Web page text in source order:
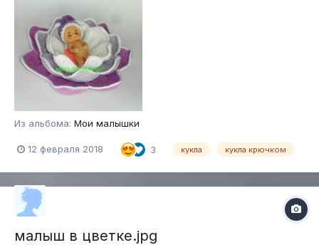
Из альбома: Мои малышки
12 февраля 2018 3 кукла кукла крючком
малыш в цветке.jpg